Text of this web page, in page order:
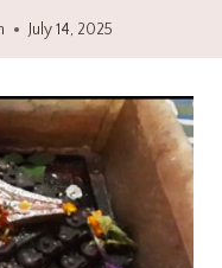
July 14, 2025